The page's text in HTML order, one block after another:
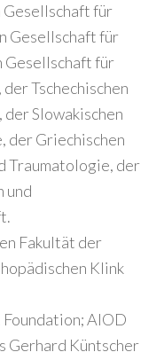
für
Gesellschaft für
Gesellschaft für
Tschechischen
Slowakischen
der Griechischen
Traumatologie, der
und
Fakultät der
Klink
AIOD
Gerhard Küntscher